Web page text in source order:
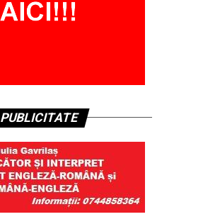
PUBLICITATE